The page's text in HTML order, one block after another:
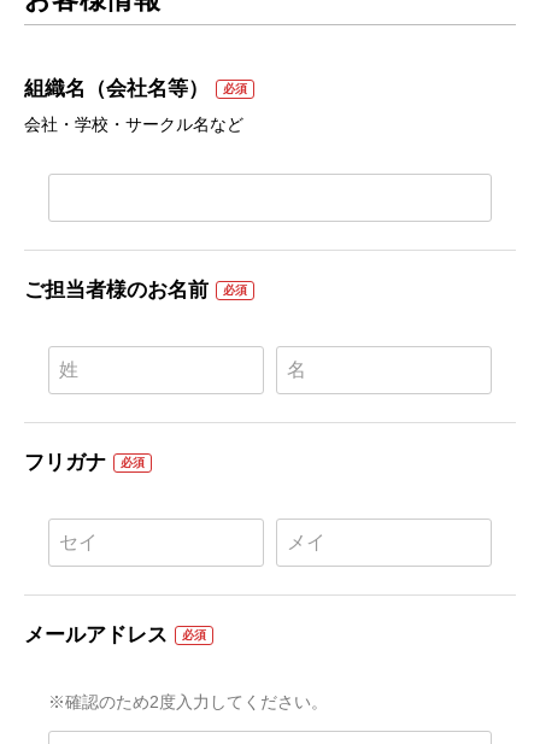
組織名（会社名等） 必須
会社・学校・サークル名など
ご担当者様のお名前 必須
フリガナ 必須
メールアドレス 必須
※確認のため2度入力してください。